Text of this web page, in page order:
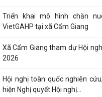
Triển khai mô hình chăn
VietGAHP tại xã Cẩm Giang
Xã Cẩm Giang tham dự Hội
2026
Hội nghị toàn quốc nghiên
hiện Nghị quyết Hội nghị...